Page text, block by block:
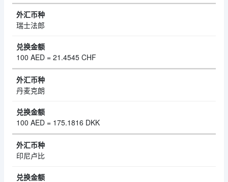
瑞士法郎
100 AED = 21.4545 CHF
丹麦克朗
100 AED = 175.1816 DKK
印尼卢比